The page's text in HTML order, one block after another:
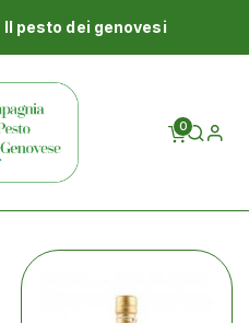
pesto dei genovesi
DELLA COMPAGNIA